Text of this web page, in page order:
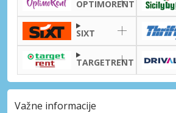
OPTIMORENT
SIXT
TARGETRENT
Važne informacije